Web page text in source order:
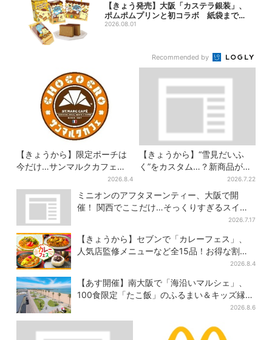
【きょう発売】大阪「カステラ銀装」、
ポムポムプリンと初コラボ 紙袋まで限
定デザイ...
2026.08.01
Recommended by
【きょうから】限定ポーチは
今だけ…サンマルクカフェ初
の「夏福袋」、実質無料でレ
アグッズが手に入る
2026.8.4
【きょうから】“雪見だいふ
く”をカスタム…？新商品が初
登場！阪急うめだ「アイスフ
ェス」で6日間だけ
2026.7.22
ミニオンのアフタヌーンティー、大阪で開
催！ 関西でここだけ…そっくりすぎるスイー
2026.7.17
【きょうから】セブンで「カレーフェス」、
人気店監修メニューなど全15品！お得な割引
2026.8.4
【あす開催】南大阪で「海沿いマルシェ」、
100食限定「たこ飯」のふるまい＆キッズ縁日
2026.8.6